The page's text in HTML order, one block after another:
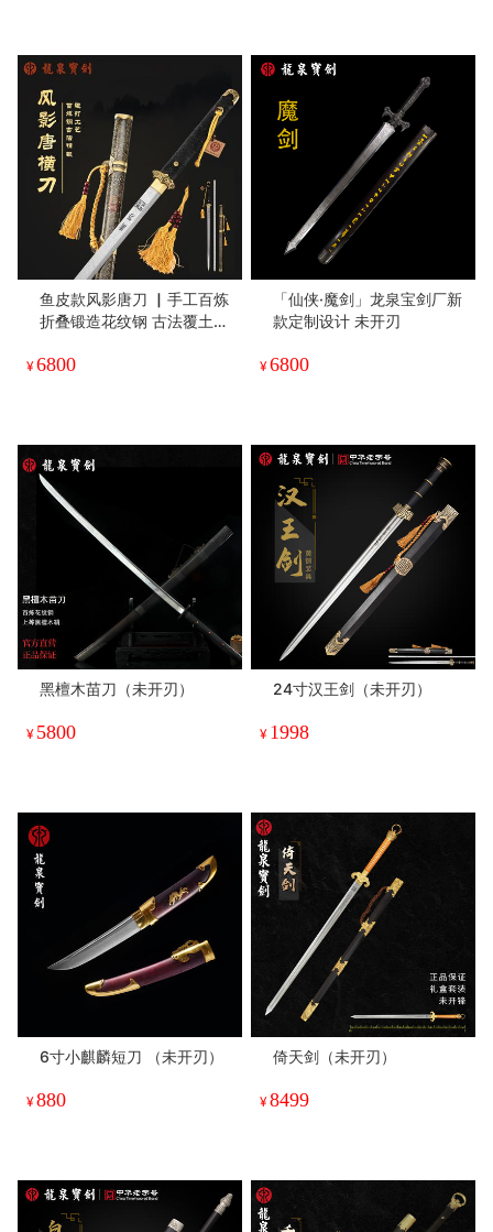
鱼皮款风影唐刀 ▏手工百炼
折叠锻造花纹钢 古法覆土烧
皮包鞘 纯铜手雕装具（未开
¥6800
「仙侠·魔剑」龙泉宝剑厂新
款定制设计 未开刃
¥6800
黑檀木苗刀（未开刃）
¥ 5800
24寸汉王剑（未开刃）
¥ 1998
6寸小麒麟短刀 （未开刃）
¥880
倚天剑（未开刃）
¥8499